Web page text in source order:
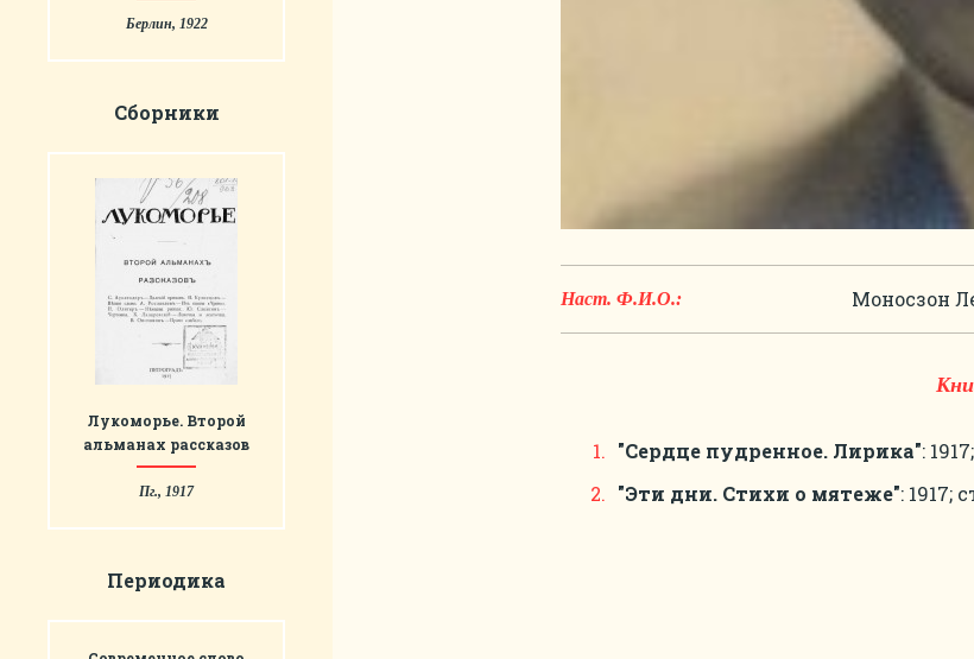
Берлин, 1922
Сборники
Лукоморье. Второй
альманах рассказов
Пг., 1917
Периодика
Наст. Ф.И.О.: Моносзон
"Сердце пудренное. Лирика":
"Эти дни. Стихи о мятеже": 1917;